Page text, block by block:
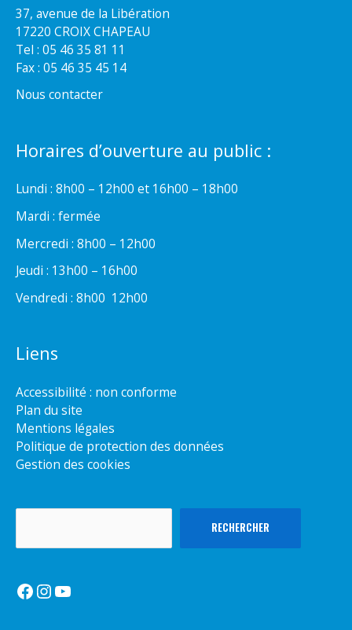
37, avenue de la Libération
17220 CROIX CHAPEAU
Tel : 05 46 35 81 11
Fax : 05 46 35 45 14
Nous contacter
Horaires d’ouverture au public :
Lundi : 8h00 – 12h00 et 16h00 – 18h00
Mardi : fermée
Mercredi : 8h00 – 12h00
Jeudi : 13h00 – 16h00
Vendredi : 8h00  12h00
Liens
Accessibilité : non conforme
Plan du site
Mentions légales
Politique de protection des données
Gestion des cookies
RECHERCHER
Facebook
Instagram
YouTube